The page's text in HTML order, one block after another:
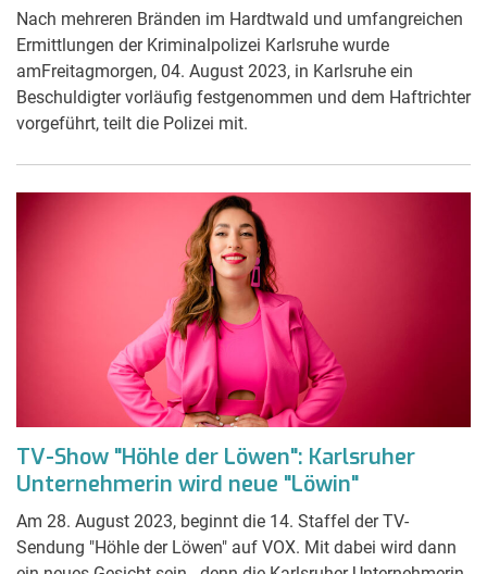
Nach mehreren Bränden im Hardtwald und umfangreichen
Ermittlungen der Kriminalpolizei Karlsruhe wurde
amFreitagmorgen, 04. August 2023, in Karlsruhe ein
Beschuldigter vorläufig festgenommen und dem Haftrichter
vorgeführt, teilt die Polizei mit.
TV-Show "Höhle der Löwen": Karlsruher
Unternehmerin wird neue "Löwin"
Am 28. August 2023, beginnt die 14. Staffel der TV-
Sendung "Höhle der Löwen" auf VOX. Mit dabei wird dann